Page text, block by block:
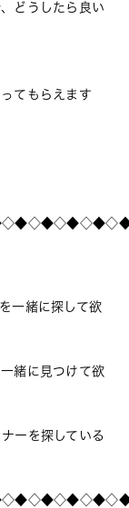
どうしたら良い
てもらえます
一緒に探して欲
緒に見つけて欲
ーを探している